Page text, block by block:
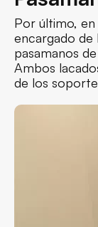
Por último,
encargado de
pasamanos
Ambos
de los